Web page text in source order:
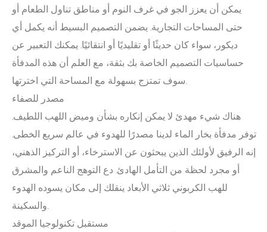
يمكن أن يعزز الجو في غرف النوم أو مناطق تناول الطعام أو
حتى المساحات التجارية. يضمن التصميم البسيط أنه يكمل أي
ديكور، سواء كان حديثًا أو تقليديًا أو انتقائيًا. يمكنك التعبير عن
حساسيات التصميم الخاصة بك بثقة، مع العلم أن هذه المدفأة
سوف تمتزج بسهولة مع المساحة التي اخترتها.
مصدر للصفاء
هناك شيء مهدئ لا يمكن إنكاره بشأن وميض اللهب اللطيف.
توفر مدفأة بخار الماء لدينا مصدرًا للهدوء في عالم سريع الخطى.
إنه الرفيق لأولئك الذين يبحثون عن الاسترخاء، أو التركيز الذهني،
أو مجرد لحظة من التأمل الهادئ. دع التوهج الناعم والمشرق
للهب الكربوني ثلاثي الأبعاد ينقلك إلى مكان يسوده الهدوء
والسكينة.
مستقبل تكنولوجيا الموقد